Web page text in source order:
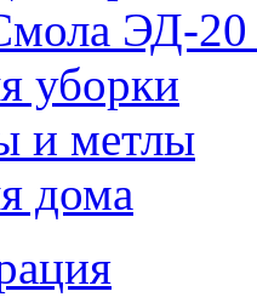
ЭД-20
уборки
и метлы
дома